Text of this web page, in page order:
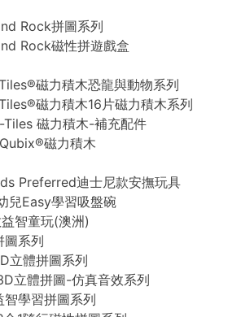
Rock拼圖系列
Rock磁性拼遊戲盒
磁力積木恐龍與動物系列
磁力積木16片磁力積木系列
Tiles 磁力積木-補充配件
磁力積木
Preferred迪士尼款安撫玩具
兒Easy學習吸盤碗
智童玩(澳洲)
圖系列
立體拼圖系列
立體拼圖-仿真音效系列
學習拼圖系列